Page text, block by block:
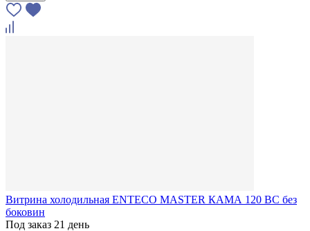
Витрина холодильная ENTECO MASTER КАМА 120 BC без
боковин
Под заказ 21 день